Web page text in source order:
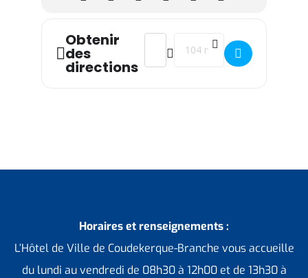
Obtenir
des
directions
Address - Thé dansant []
Destination Address - Thé
Horaires et renseignements :
L’Hôtel de Ville de Coudekerque-Branche vous accueille
du lundi au vendredi de 08h30 à 12h00 et de 13h30 à